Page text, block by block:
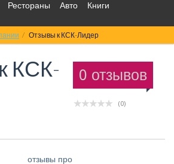
Рестораны Авто Книги
Путешествия
Остальное
Отзывы к КСК-Лидер
0 отзывов
(0)
КСК-